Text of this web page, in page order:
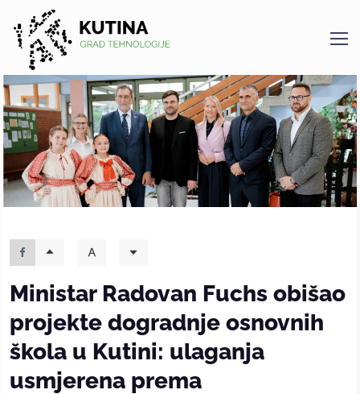
Kutina
Ministar Radovan Fuchs obišao
projekte dogradnje osnovnih
škola u Kutini: ulaganja
usmjerena prema